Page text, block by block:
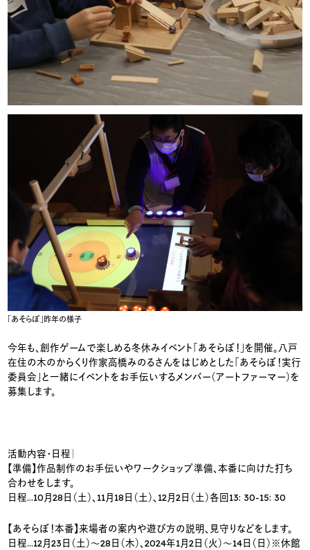
「あそらぼ」昨年の様子
今年も、創作ゲームで楽しめる冬休みイベント「あそらぼ！」を開催。八戸
在住の木のからくり作家高橋みのるさんをはじめとした「あそらぼ！実行
委員会」と一緒にイベントをお手伝いするメンバー（アートファーマー）を
募集します。
活動内容・日程｜
【準備】作品制作のお手伝いやワークショップ準備、本番に向けた打ち
合わせをします。
日程…10月28日（土）、11月18日（土）、12月2日（土）各回13: 30-15: 30
【あそらぼ！本番】来場者の案内や遊び方の説明、見守りなどをします。
日程…12月23日（土）～28日（木）、2024年1月2日（火）～14日（日）※休館